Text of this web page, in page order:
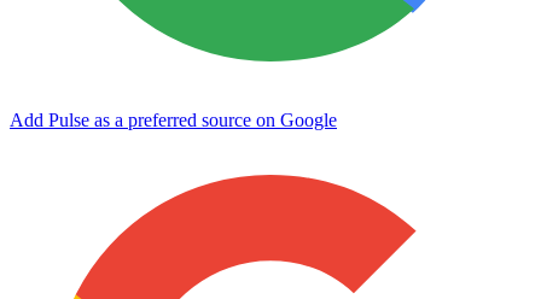
Add Pulse as a preferred source on Google